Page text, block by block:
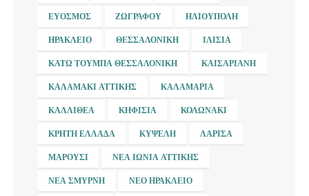
ΕΎΟΣΜΟΣ ΖΩΓΡΆΦΟΥ ΗΛΙΟΎΠΟΛΗ
ΗΡΆΚΛΕΙΟ ΘΕΣΣΑΛΟΝΊΚΗ ΙΛΊΣΙΑ
ΚΆΤΩ ΤΟΎΜΠΑ ΘΕΣΣΑΛΟΝΊΚΗ ΚΑΙΣΑΡΙΑΝΉ
ΚΑΛΑΜΆΚΙ ΑΤΤΙΚΉΣ ΚΑΛΑΜΑΡΙΆ
ΚΑΛΛΙΘΈΑ ΚΗΦΙΣΙΆ ΚΟΛΩΝΆΚΙ
ΚΡΉΤΗ ΕΛΛΆΔΑ ΚΥΨΈΛΗ ΛΆΡΙΣΑ
ΜΑΡΟΎΣΙ ΝΈΑ ΙΩΝΊΑ ΑΤΤΙΚΉΣ
ΝΈΑ ΣΜΎΡΝΗ ΝΈΟ ΗΡΆΚΛΕΙΟ